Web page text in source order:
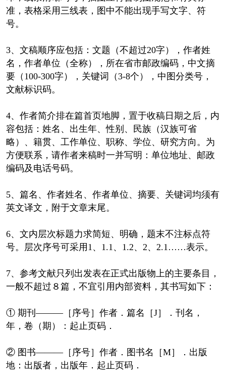
准，表格采用三线表，图中不能出现手写文字、符
号。
3、文稿顺序应包括：文题（不超过20字），作者姓
名，作者单位（全称），所在省市邮政编码，中文摘
要（100-300字），关键词（3-8个），中图分类号，
文献标识码。
4、作者简介排在篇首页地脚，置于收稿日期之后，内
容包括：姓名、出生年、性别、民族（汉族可省
略）、籍贯、工作单位、职称、学位、研究方向。为
方便联系，请作者来稿时一并写明：单位地址、邮政
编码及电话号码。
5、篇名、作者姓名、作者单位、摘要、关键词均须有
英文译文，附于文章末尾。
6、文内层次标题力求简短、明确，题末不注标点符
号。层次序号可采用1、1.1、1.2、2、2.1……表示。
7、参考文献只列出发表在正式出版物上的主要条目，
一般不超过８篇，不宜引用内部资料，其书写如下：
① 期刊———［序号］作者．篇名［J］．刊名，
年，卷（期）：起止页码．
② 图书———［序号］作者．图书名［M］．出版
地：出版者，出版年．起止页码．